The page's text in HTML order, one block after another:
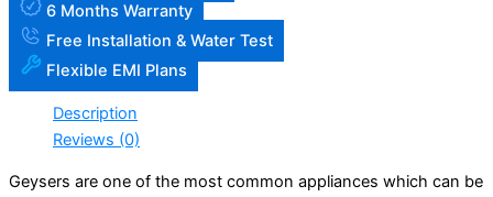
6 Months Warranty
Free Installation & Water Test
Flexible EMI Plans
Description
Reviews (0)
Geysers are one of the most common appliances which can be